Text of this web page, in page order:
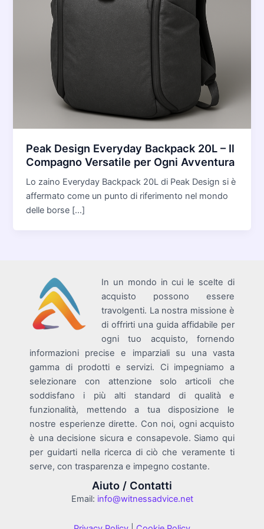
Peak Design Everyday Backpack 20L – Il
Compagno Versatile per Ogni Avventura
Lo zaino Everyday Backpack 20L di Peak Design si è
affermato come un punto di riferimento nel mondo
delle borse […]
In un mondo in cui le scelte di
acquisto possono essere
travolgenti. La nostra missione è
di offrirti una guida affidabile per
ogni tuo acquisto, fornendo
informazioni precise e imparziali su una vasta
gamma di prodotti e servizi. Ci impegniamo a
selezionare con attenzione solo articoli che
soddisfano i più alti standard di qualità e
funzionalità, mettendo a tua disposizione le
nostre esperienze dirette. Con noi, ogni acquisto
è una decisione sicura e consapevole. Siamo qui
per guidarti nella ricerca di ciò che veramente ti
serve, con trasparenza e impegno costante.
Aiuto / Contatti
Email: info@witnessadvice.net